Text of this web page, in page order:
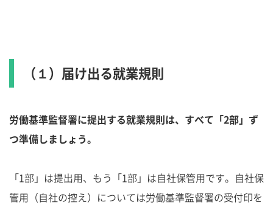
（１）届け出る就業規則
労働基準監督署に提出する就業規則は、すべて「2部」ず
つ準備しましょう。
「1部」は提出用、もう「1部」は自社保管用です。自社保
管用（自社の控え）については労働基準監督署の受付印を